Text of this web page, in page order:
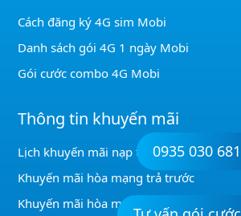
Cách đăng ký 4G sim Mobi
Danh sách gói 4G 1 ngày Mobi
Gói cước combo 4G Mobi
Thông tin khuyến mãi
Lịch khuyến mãi nạp thẻ Mobi
Khuyến mãi hòa mạng trả trước
Khuyến mãi hòa mạng trả sau
0935 030 681